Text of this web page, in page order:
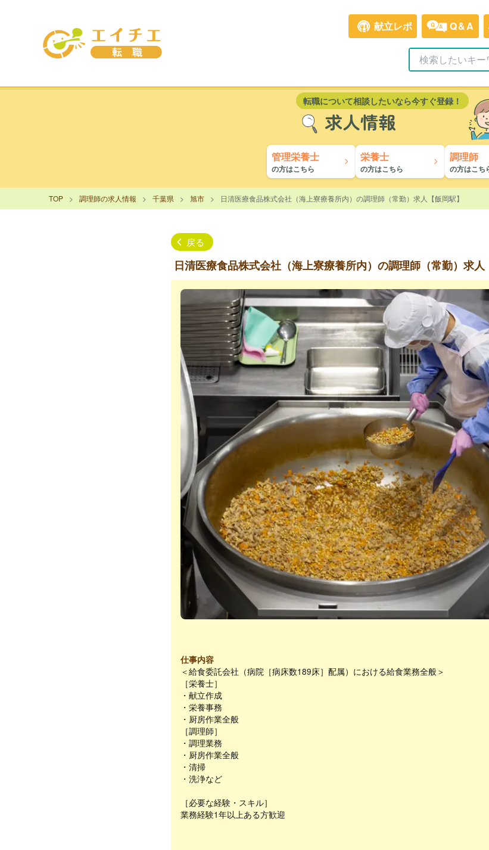
献立レポ Q&A
転職について相談したいなら今すぐ登録！
求人情報
管理栄養士
の方はこちら
栄養士
の方はこちら
調理師
の方はこち
TOP 調理師の求人情報 千葉県 旭市 日清医療食品株式会社（海上寮療養所内）の調理師（常勤）求人【飯岡駅】
戻る
日清医療食品株式会社（海上寮療養所内）の調理師（常勤）求人
仕事内容
＜給食委託会社（病院［病床数189床］配属）における給食業務全般＞
［栄養士］
・献立作成
・栄養事務
・厨房作業全般
［調理師］
・調理業務
・厨房作業全般
・清掃
・洗浄など
［必要な経験・スキル］
業務経験1年以上ある方歓迎